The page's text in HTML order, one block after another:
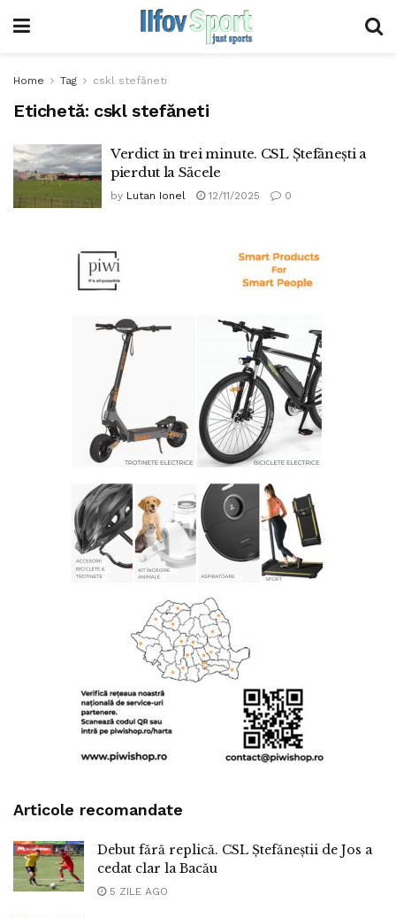
Home Tag cskl stefăneti
Etichetă: cskl stefăneti
Verdict în trei minute. CSL Ștefănești a
pierdut la Săcele
by Lutan Ionel 12/11/2025 0
Articole recomandate
Debut fără replică. CSL Ștefăneștii de Jos a
cedat clar la Bacău
5 ZILE AGO